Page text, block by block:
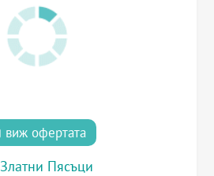
виж офертата
Златни Пясъци